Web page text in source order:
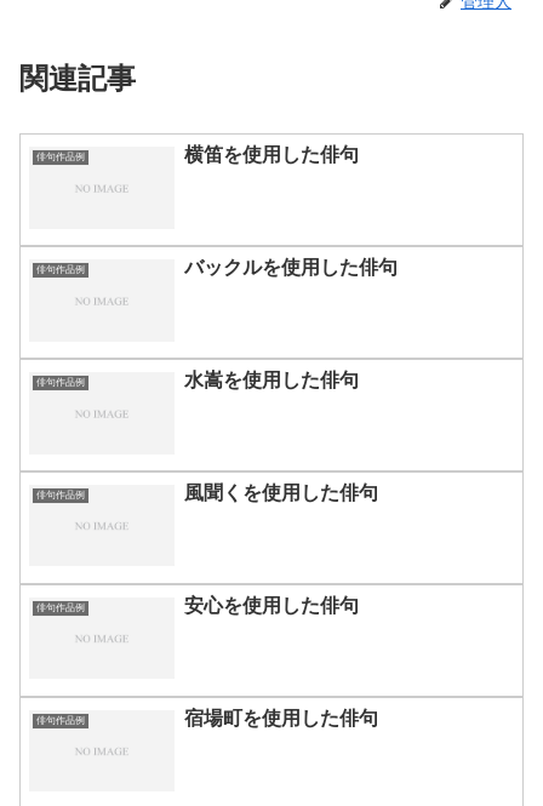
関連記事
俳句作品例 横笛を使用した俳句
俳句作品例 バックルを使用した俳句
俳句作品例 水嵩を使用した俳句
俳句作品例 風聞くを使用した俳句
俳句作品例 安心を使用した俳句
俳句作品例 宿場町を使用した俳句